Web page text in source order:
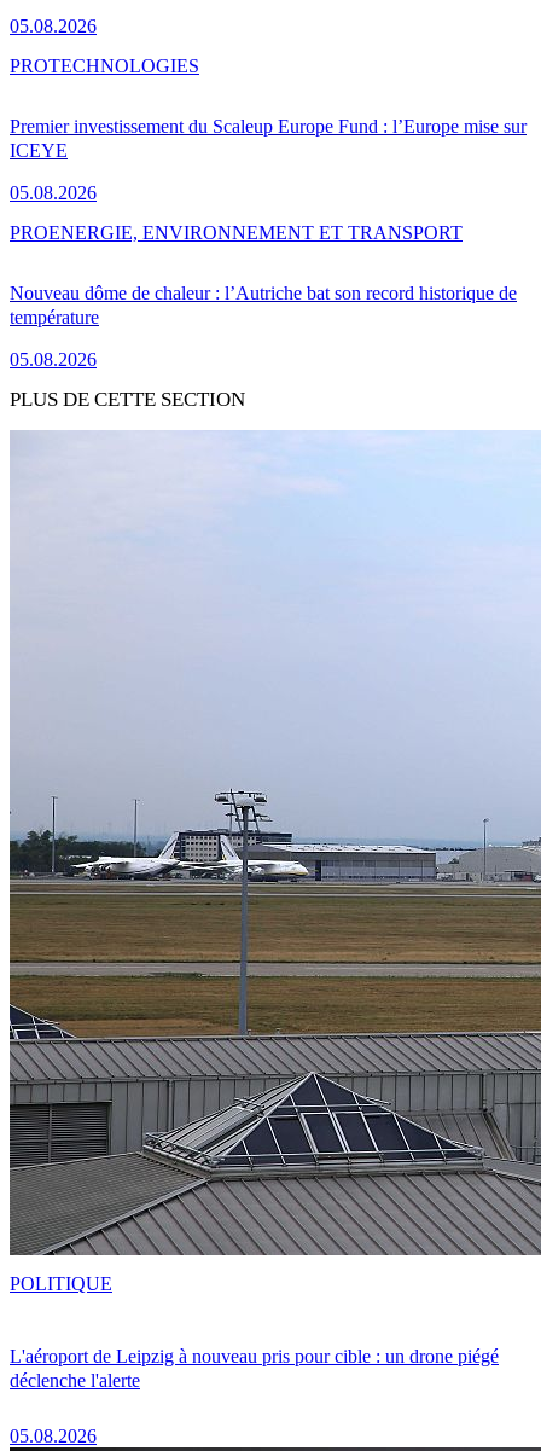
05.08.2026
Premier investissement du Scaleup Europe Fund : l’Europe mise sur
ICEYE
05.08.2026
PROTECHNOLOGIES
Nouveau dôme de chaleur : l’Autriche bat son record historique de
température
05.08.2026
PROENERGIE, ENVIRONNEMENT ET TRANSPORT
PLUS DE CETTE SECTION
L'aéroport de Leipzig à nouveau pris pour cible : un drone piégé
déclenche l'alerte
05.08.2026
POLITIQUE